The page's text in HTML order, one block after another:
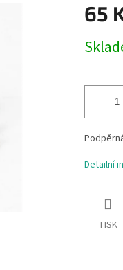
65
cena:
Detailní
TISK